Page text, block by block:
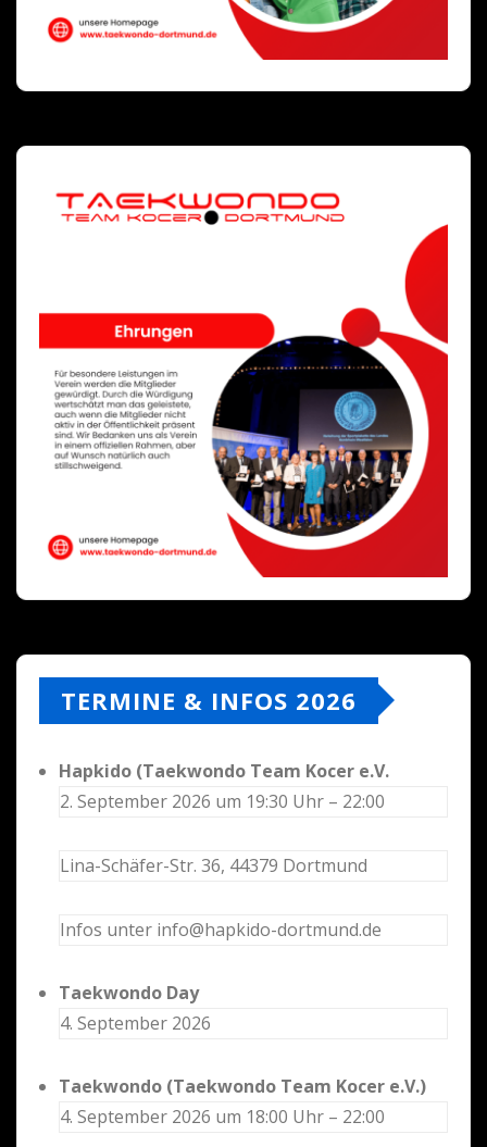
TERMINE & INFOS 2026
Hapkido (Taekwondo Team Kocer e.V.
2. September 2026 um 19:30 Uhr – 22:00
Lina-Schäfer-Str. 36, 44379 Dortmund
Infos unter info@hapkido-dortmund.de
Taekwondo Day
4. September 2026
Taekwondo (Taekwondo Team Kocer e.V.)
4. September 2026 um 18:00 Uhr – 22:00